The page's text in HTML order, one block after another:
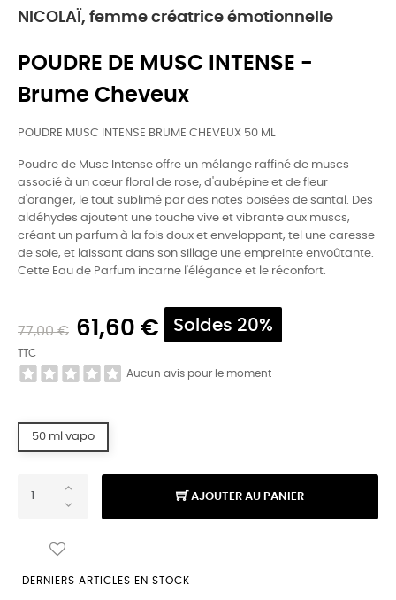
NICOLAÏ, femme créatrice émotionnelle
POUDRE DE MUSC INTENSE -
Brume Cheveux
POUDRE MUSC INTENSE BRUME CHEVEUX 50 ML
Poudre de Musc Intense offre un mélange raffiné de muscs
associé à un cœur floral de rose, d'aubépine et de fleur
d'oranger, le tout sublimé par des notes boisées de santal. Des
aldéhydes ajoutent une touche vive et vibrante aux muscs,
créant un parfum à la fois doux et enveloppant, tel une caresse
de soie, et laissant dans son sillage une empreinte envoûtante.
Cette Eau de Parfum incarne l'élégance et le réconfort.
77,00 € 61,60 € Soldes 20%
TTC
Aucun avis pour le moment
50 ml vapo
AJOUTER AU PANIER
DERNIERS ARTICLES EN STOCK